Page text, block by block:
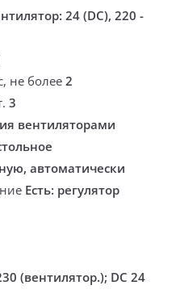
24 (DC), 220 -
не более 2
3
вентиляторами
автоматически
Есть: регулятор
(вентилятор.); DC 24